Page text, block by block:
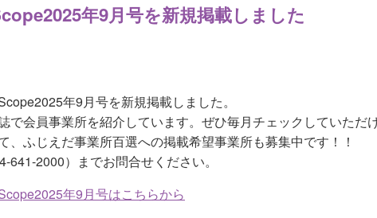
年9月号を新規掲載しました
年9月号を新規掲載しました。
で会員事業所を紹介しています。ぜひ毎月チェックしていただ
、ふじえだ事業所百選への掲載希望事業所も募集中です！！
2000）までお問合せください。
年9月号はこちらから